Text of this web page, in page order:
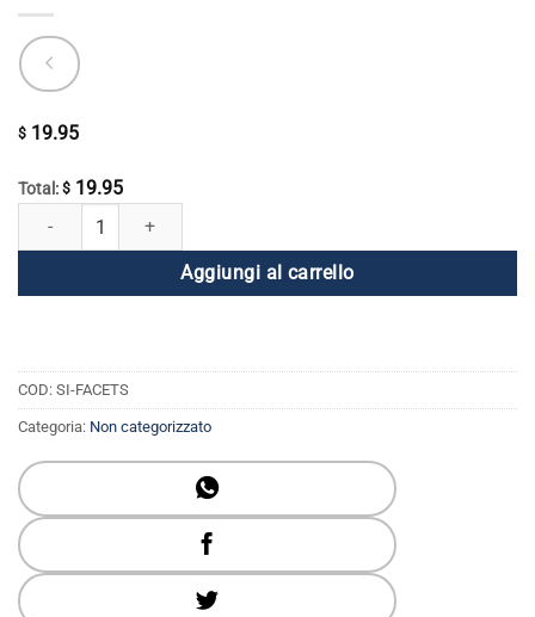
$ 19.95
Total: $ 19.95
Sfaccettature del Maestro quantità
Aggiungi al carrello
COD: SI-FACETS
Categoria: Non categorizzato